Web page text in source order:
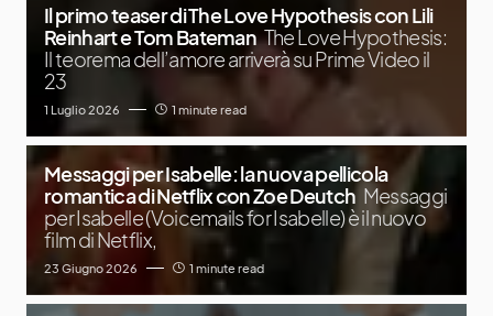
Il primo teaser di The Love Hypothesis con Lili
Reinhart e Tom Bateman The Love Hypothesis:
Il teorema dell’amore arriverà su Prime Video il
23
1 Luglio 2026 1 minute read
Messaggi per Isabelle: la nuova pellicola
romantica di Netflix con Zoe Deutch Messaggi
per Isabelle (Voicemails for Isabelle) è il nuovo
film di Netflix,
23 Giugno 2026 1 minute read